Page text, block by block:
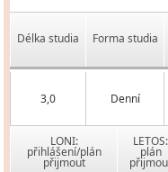
Délka studia Forma studia
3,0 Denní
LONI:
přihlášení/plán
přijmout
LETOS:
plán